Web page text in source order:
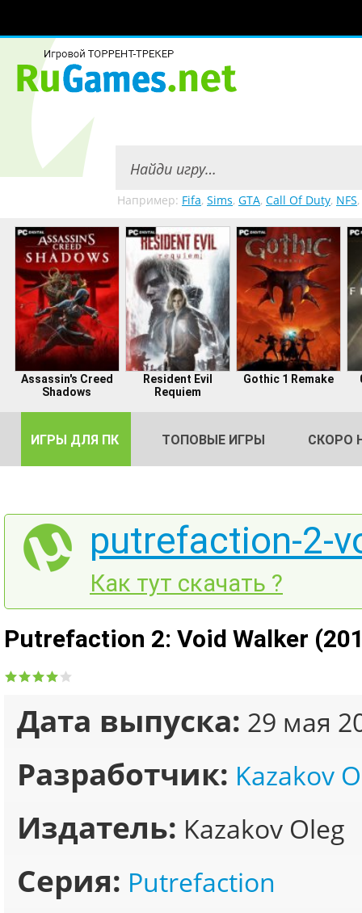
Например: Fifa, Sims, GTA, Call Of Duty, NFS,
Assassin's Creed
Shadows
Resident Evil
Requiem
Gothic 1 Remake
ИГРЫ ДЛЯ ПК ТОПОВЫЕ ИГРЫ СКОРО
putrefaction-2-
Как тут скачать ?
Putrefaction 2: Void Walker
Дата выпуска: 29 мая
Разработчик: Kazakov
Издатель: Kazakov Oleg
Серия: Putrefaction